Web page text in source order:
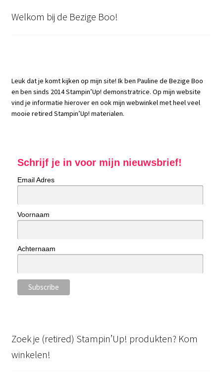
Welkom bij de Bezige Boo!
Leuk dat je komt kijken op mijn site! Ik ben Pauline de Bezige Boo
en ben sinds 2014 Stampin’Up! demonstratrice. Op mijn website
vind je informatie hierover en ook mijn webwinkel met heel veel
mooie retired Stampin’Up! materialen.
Schrijf je in voor mijn nieuwsbrief!
Email Adres
Voornaam
Achternaam
Zoek je (retired) Stampin’Up! produkten? Kom
winkelen!